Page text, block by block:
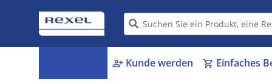
person_add Kunde werden shopping_cart Einfaches